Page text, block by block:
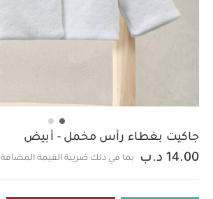
جاكيت بغطاء رأس مخمل - أبيض
14.00 د.ب بما في ذلك ضريبة القيمة المضافة